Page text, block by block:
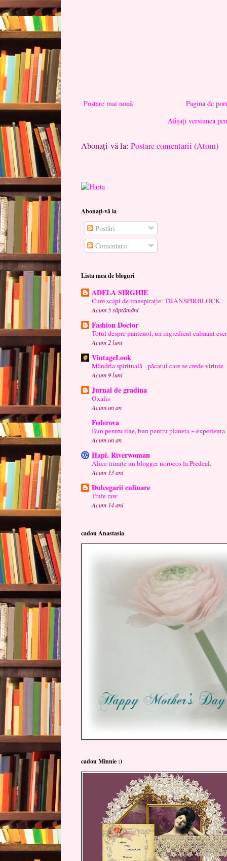
Postare mai nouă
Pagina de
Afișați versiunea
Abonați-vă la: Postare comentarii (Atom)
Abonați-vă la
Postări
Comentarii
Lista mea de bloguri
ADELA SIRGHIE
Cum scapi de transpirație: TRANSPIRBLOCK
Acum 5 săptămâni
Fashion Doctor
Totul despre pantenol, un ingredient calmant
Acum 2 luni
VintageLook
Mândria spirituală - păcatul care se crede virtute
Acum 9 luni
Jurnal de gradina
Oxalis
Acum un an
Federova
Bun pentru tine, bun pentru planeta ~ experienta
Acum un an
Hapi. Riverwoman
Alice trimite un blogger norocos la Predeal.
Acum 13 ani
Dulcegarii culinare
Trufe raw
Acum 14 ani
cadou Anastasia
cadou Minnie :)